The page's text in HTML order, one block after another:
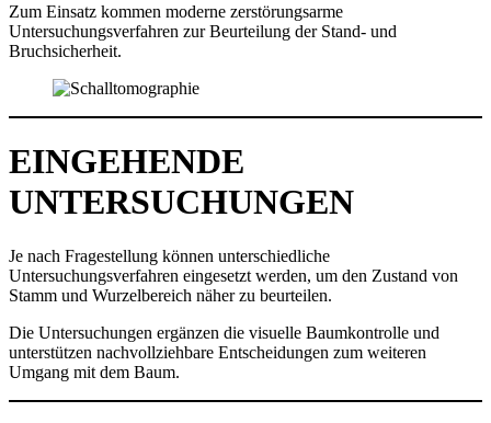
Zum Einsatz kommen moderne zerstörungsarme
Untersuchungsverfahren zur Beurteilung der Stand- und
Bruchsicherheit.
EINGEHENDE
UNTERSUCHUNGEN
Je nach Fragestellung können unterschiedliche
Untersuchungsverfahren eingesetzt werden, um den Zustand von
Stamm und Wurzelbereich näher zu beurteilen.
Die Untersuchungen ergänzen die visuelle Baumkontrolle und
unterstützen nachvollziehbare Entscheidungen zum weiteren
Umgang mit dem Baum.